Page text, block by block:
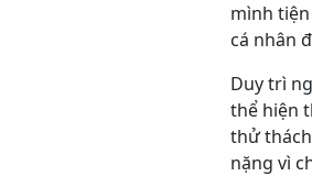
mình
cá nhân
Duy trì
thể hiện
thử
nặng vì